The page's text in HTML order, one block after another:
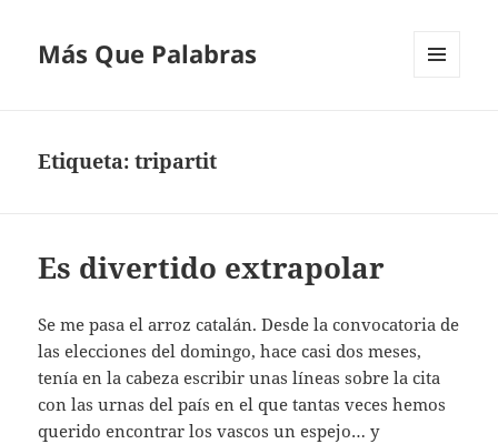
Más Que Palabras
Etiqueta:tripartit
Es divertido extrapolar
Se me pasa el arroz catalán. Desde la convocatoria de
las elecciones del domingo, hace casi dos meses,
tenía en la cabeza escribir unas líneas sobre la cita
con las urnas del país en el que tantas veces hemos
querido encontrar los vascos un espejo… y